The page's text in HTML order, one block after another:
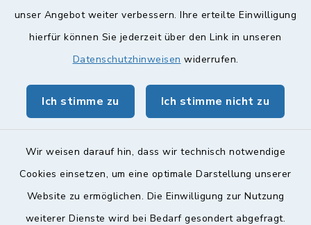
unser Angebot weiter verbessern. Ihre erteilte Einwilligung
hierfür können Sie jederzeit über den Link in unseren
Datenschutzhinweisen widerrufen.
Ich stimme zu Ich stimme nicht zu
Wir weisen darauf hin, dass wir technisch notwendige
Cookies einsetzen, um eine optimale Darstellung unserer
Website zu ermöglichen. Die Einwilligung zur Nutzung
weiterer Dienste wird bei Bedarf gesondert abgefragt.
Quicklinks
Landkreis Lichtenfels
geoPortal Lichtenfels